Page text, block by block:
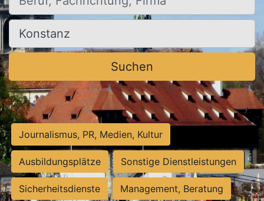
Ort, Stadt
Suchen
Journalismus, PR, Medien, Kultur
Ausbildungsplätze Sonstige Dienstleistungen
Sicherheitsdienste Management, Beratung